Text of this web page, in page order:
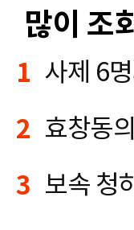
많이 조
1 사제 6
2 효창동
3